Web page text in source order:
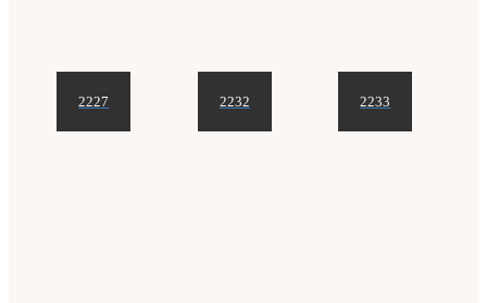
2227 2232 2233